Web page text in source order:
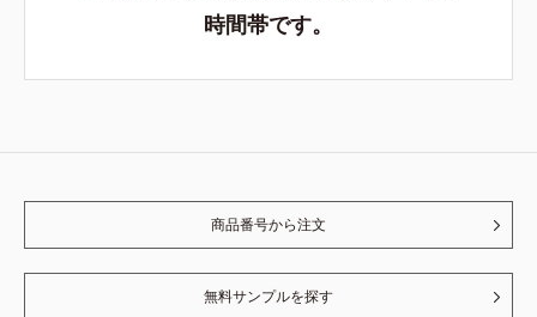
時間帯です。
商品番号から注文
無料サンプルを探す